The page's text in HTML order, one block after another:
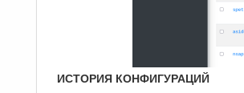
ИСТОРИЯ КОНФИГУРАЦИЙ